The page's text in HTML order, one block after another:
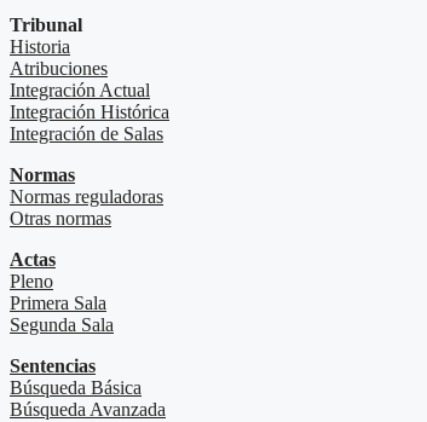
Tribunal
Historia
Atribuciones
Integración Actual
Integración Histórica
Integración de Salas
Normas
Normas reguladoras
Otras normas
Actas
Pleno
Primera Sala
Segunda Sala
Sentencias
Búsqueda Básica
Búsqueda Avanzada